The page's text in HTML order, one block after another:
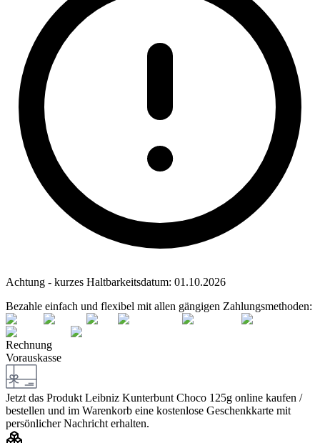
Achtung - kurzes Haltbarkeitsdatum: 01.10.2026
Bezahle einfach und flexibel mit allen gängigen Zahlungsmethoden:
Rechnung
Vorauskasse
Jetzt das Produkt Leibniz Kunterbunt Choco 125g online kaufen /
bestellen und im Warenkorb eine kostenlose Geschenkkarte mit
persönlicher Nachricht erhalten.